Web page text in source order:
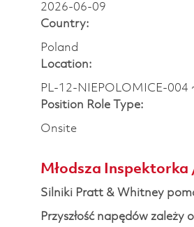
2026-06-09
Country:
Poland
Location:
PL-12-NIEPOLOMICE-004
Position Role Type:
Onsite
Młodsza
Silniki Pratt & Whitney
Przyszłość napędów